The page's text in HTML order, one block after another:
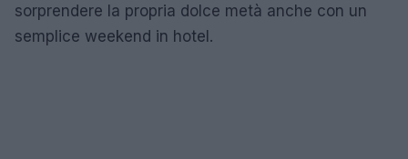
sorprendere la propria dolce metà anche con un
semplice weekend in hotel.